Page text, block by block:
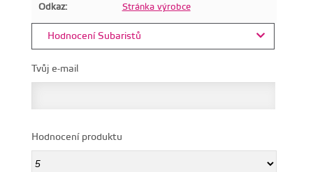
Odkaz: Stránka výrobce
Hodnocení Subaristů
Tvůj e-mail
Hodnocení produktu